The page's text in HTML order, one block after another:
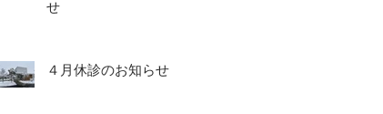
せ
４月休診のお知らせ